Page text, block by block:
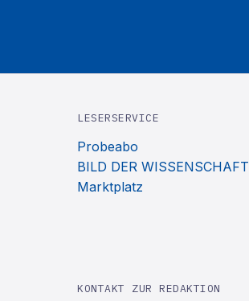
LESERSERVICE
Probeabo
BILD DER WISSENSCHAFT
Marktplatz
KONTAKT ZUR REDAKTION